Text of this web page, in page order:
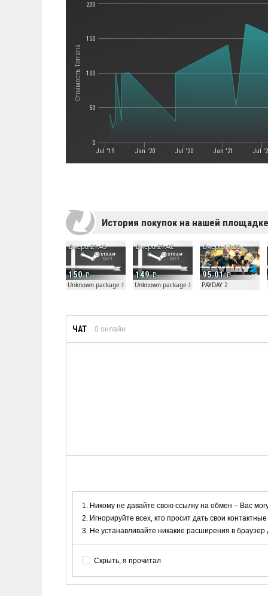
Стоимость Terraria
Jul '19 Jan '20 Jul '20 Jan '21 Jul
0
50
100
150
200
История покупок на нашей площадке
150
Вчера 21:45
Unknown package 81804
149
Вчера 21:42
Unknown package 81804
95.01
Вчера 17:35
PAYDAY 2
ЧАТ 0 онлайн
Никому не давайте свою ссылку на обмен – Вас
Игнорируйте всех, кто просит дать свои
Не устанавливайте никакие расширения в
Скрыть, я прочитал